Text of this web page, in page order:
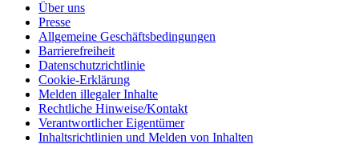
Über uns
Presse
Allgemeine Geschäftsbedingungen
Barrierefreiheit
Datenschutzrichtlinie
Cookie-Erklärung
Melden illegaler Inhalte
Rechtliche Hinweise/Kontakt
Verantwortlicher Eigentümer
Inhaltsrichtlinien und Melden von Inhalten